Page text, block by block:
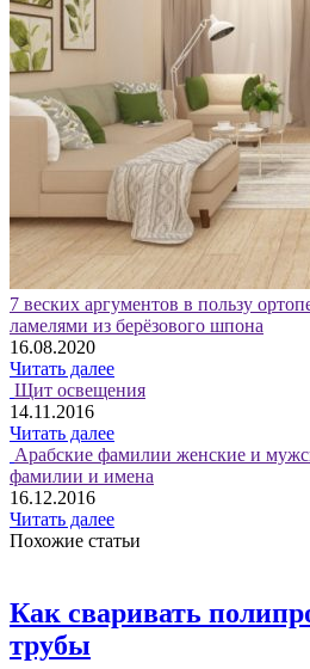
7 веских аргументов в пользу
ламелями из берёзового шпона
16.08.2020
Читать далее
Щит освещения
14.11.2016
Читать далее
Арабские фамилии женские и
фамилии и имена
16.12.2016
Читать далее
Похожие статьи
Как сваривать
трубы